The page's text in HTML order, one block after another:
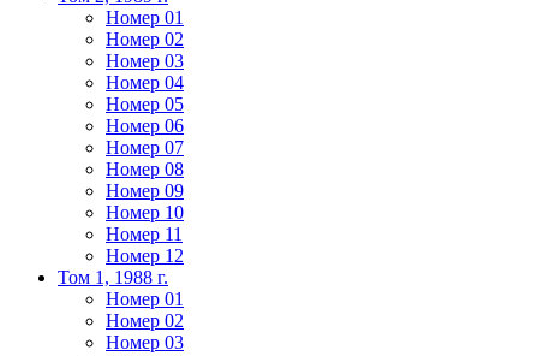
Номер 01
Номер 02
Номер 03
Номер 04
Номер 05
Номер 06
Номер 07
Номер 08
Номер 09
Номер 10
Номер 11
Номер 12
Том 1, 1988 г.
Номер 01
Номер 02
Номер 03